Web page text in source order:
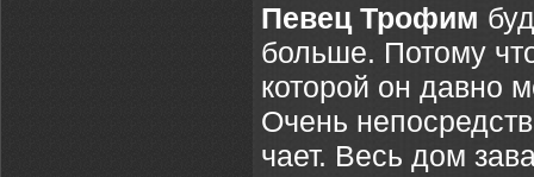
Певец Трофим
больше. Потому
которой он давно
Очень
чает. Весь дом